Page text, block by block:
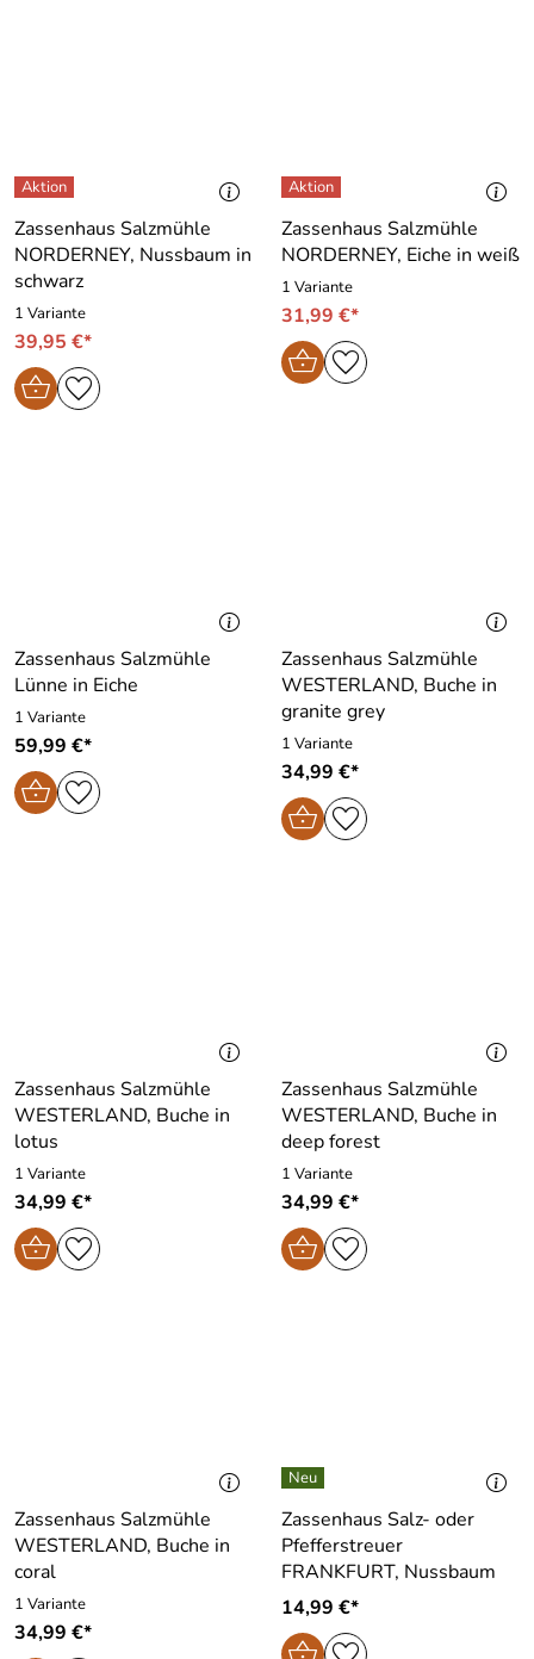
Zassenhaus Salzmühle
NORDERNEY, Nussbaum in
schwarz
1 Variante
39,95 €*
Zassenhaus Salzmühle
NORDERNEY, Eiche in weiß
1 Variante
31,99 €*
Zassenhaus Salzmühle
Lünne in Eiche
1 Variante
59,99 €*
Zassenhaus Salzmühle
WESTERLAND, Buche in
granite grey
1 Variante
34,99 €*
Zassenhaus Salzmühle
WESTERLAND, Buche in
lotus
1 Variante
34,99 €*
Zassenhaus Salzmühle
WESTERLAND, Buche in
deep forest
1 Variante
34,99 €*
Zassenhaus Salzmühle
WESTERLAND, Buche in
coral
1 Variante
34,99 €*
Zassenhaus Salz- oder
Pfefferstreuer
FRANKFURT, Nussbaum
14,99 €*